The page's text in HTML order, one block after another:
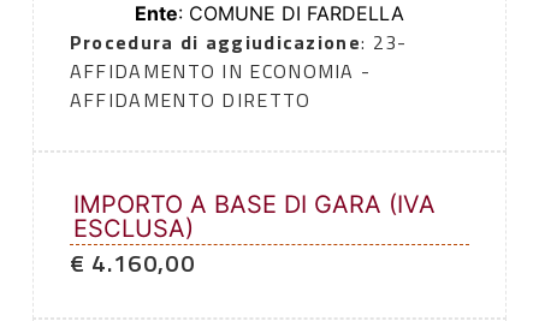
Ente: COMUNE DI FARDELLA
Procedura di aggiudicazione: 23-
AFFIDAMENTO IN ECONOMIA -
AFFIDAMENTO DIRETTO
IMPORTO A BASE DI GARA (IVA
ESCLUSA)
€ 4.160,00